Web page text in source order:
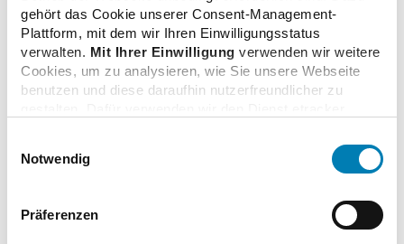
gehört das Cookie unserer Consent-Management-
Plattform, mit dem wir Ihren Einwilligungsstatus
verwalten. Mit Ihrer Einwilligung verwenden wir weitere
Cookies, um zu analysieren, wie Sie unsere Webseite
benutzen und diese daraufhin nutzerfreundlicher zu
Adresse und Ihr Surfverhalten verarbeitet. Mit einem
Klick auf „Cookies zulassen“ stimmen Sie der
erforderlichen Cookies zu. Über die Schaltfläche „Nur
notwendige Cookies verwenden“ können Sie die nicht
Notwendig
Präferenzen
freiwilligen Service die Rücknahme von Alt-
Arzneimitteln an und entsorgen diese in
Zusammenarbeit mit kommunalen
Entsorgungsbetrieben. Eine Entsorgung über die
Toilette oder das Waschbecken sollte vermieden
werden.
Download